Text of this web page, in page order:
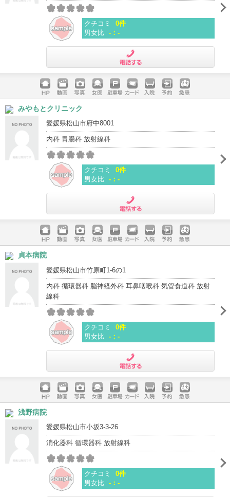
クチコミ
0件
男女比 -：-
ホームペ
ージ
動画 写真 女医 駐車場
クレジッ
入院 予約 急患
みやもとクリニック
愛媛県松山市府中8001
内科 胃腸科 放射線科
クチコミ
0件
男女比 -：-
ホームペ
ージ
動画 写真 女医 駐車場
クレジッ
入院 予約 急患
貞本病院
愛媛県松山市竹原町1-6の1
内科 循環器科 脳神経外科 耳鼻咽喉科 気管食道科 放射
線科
クチコミ
0件
男女比 -：-
ホームペ
ージ
動画 写真 女医 駐車場
クレジッ
入院 予約 急患
浅野病院
愛媛県松山市小坂3-3-26
消化器科 循環器科 放射線科
クチコミ
0件
男女比 -：-